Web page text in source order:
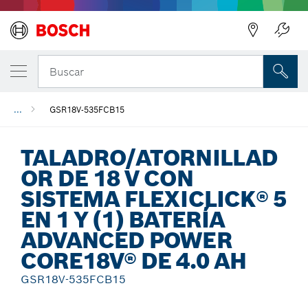
Buscar
... GSR18V-535FCB15
TALADRO/ATORNILLAD
OR DE 18 V CON
SISTEMA FLEXICLICK® 5
EN 1 Y (1) BATERÍA
ADVANCED POWER
CORE18V® DE 4.0 AH
GSR18V-535FCB15